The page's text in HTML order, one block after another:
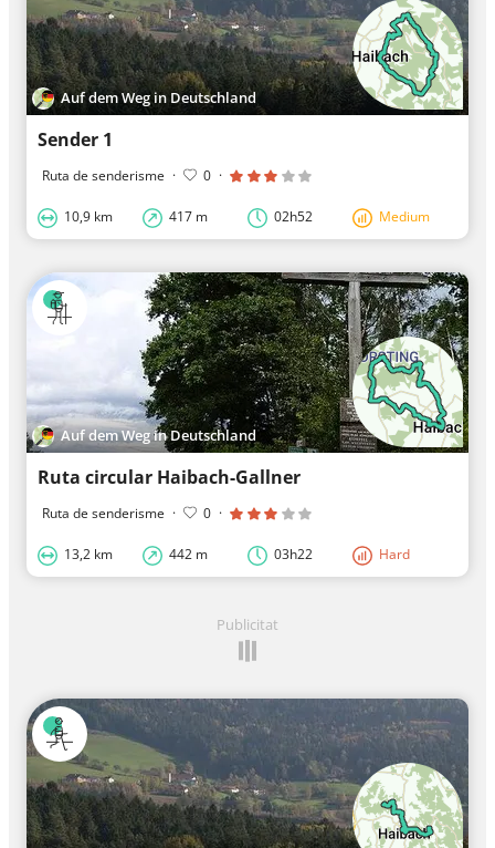
Auf dem Weg in Deutschland
Sender 1
Ruta de senderisme · 0 ·
10,9 km 417 m 02h52 Medium
Auf dem Weg in Deutschland
Ruta circular Haibach-Gallner
Ruta de senderisme · 0 ·
13,2 km 442 m 03h22 Hard
Publicitat